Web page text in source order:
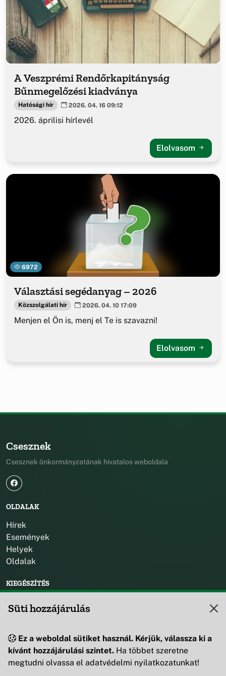
A Veszprémi Rendőrkapitányság
Bűnmegelőzési kiadványa
Hatósági hír 2026. 04. 16 09:12
2026. áprilisi hírlevél
Elolvasom
6972
Választási segédanyag – 2026
Közszolgálati hír 2026. 04. 10 17:09
Menjen el Ön is, menj el Te is szavazni!
Elolvasom
Csesznek
Csesznek önkormányzatának hivatalos weboldala
OLDALAK
Hírek
Események
Helyek
Oldalak
KIEGÉSZÍTÉS
+36 88 595 530
8419 Csesznek, Vár u. 42.
Süti hozzájárulás
Ez a weboldal sütiket használ. Kérjük, válassza ki a
kívánt hozzájárulási szintet. Ha többet szeretne
megtudni olvassa el adatvédelmi nyilatkozatunkat!